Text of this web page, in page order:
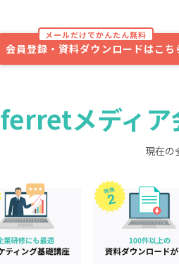
メールだけでかんたん無料
会員登録・資料ダウンロードはこち
ferretメディア
現在の